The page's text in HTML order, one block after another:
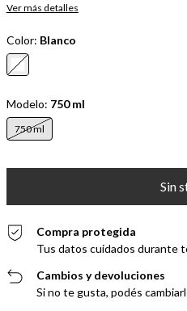
Ver más detalles
Color: Blanco
Modelo: 750 ml
750 ml
Compra protegida
Tus datos cuidados durante
Cambios y devoluciones
Si no te gusta, podés